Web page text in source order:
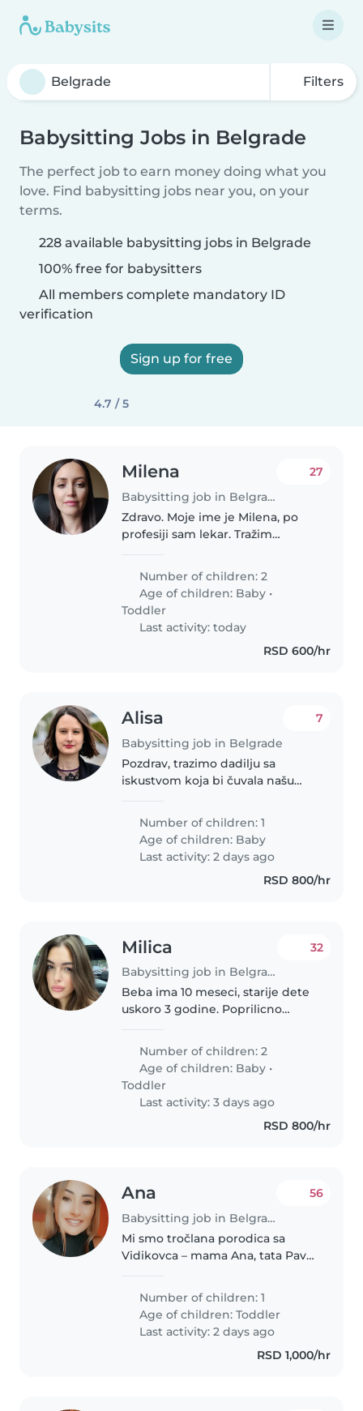
Filters
Babysitting Jobs in Belgrade
The perfect job to earn money doing what you
love. Find babysitting jobs near you, on your
terms.
228 available babysitting jobs in Belgrade
100% free for babysitters
All members complete mandatory ID
verification
Sign up for free
4.7 / 5
Milena
Babysitting job in Belgrade
27
Zdravo. Moje ime je Milena, po
profesiji sam lekar. Tražim
(sa ISKUSTVOM) za devojčicu
starosne dobi od 14 meseci.
Prednost imaju vaspitačice,
pedijatrijska..
Number of children: 2
Age of children: Baby •
Toddler
Last activity: today
RSD 600/hr
Alisa
Babysitting job in Belgrade
7
Pozdrav, trazimo dadilju sa
iskustvom koja bi čuvala našu
centru Beograda, čuvanje nam je
potrebno u periodu od 9-17h
radnim..
Number of children: 1
Age of children: Baby
Last activity: 2 days ago
RSD 800/hr
Milica
Babysitting job in Belgrade
32
Beba ima 10 meseci, starije dete
uskoro 3 godine. Poprilicno
voli da provodi vreme na podu i
da istrazuje, starije dete obozava
sve kreativnije igre,..
Number of children: 2
Age of children: Baby •
Toddler
Last activity: 3 days ago
RSD 800/hr
Ana
Babysitting job in Belgrade
56
Mi smo tročlana porodica sa
Vidikovca – mama Ana, tata Pavle
Mila. Tražimo odgovornu, toplu i
pouzdanu dadilju za povremeno
čuvanje. Važno nam je da..
Number of children: 1
Age of children:Toddler
Last activity: 2 days ago
RSD 1,000/hr